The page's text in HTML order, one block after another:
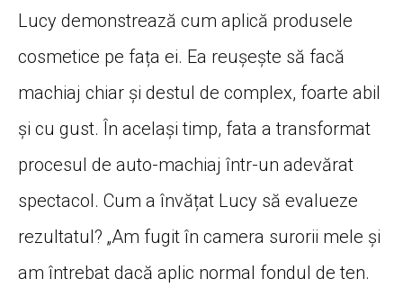
Lucy demonstrează cum aplică produsele
cosmetice pe fața ei. Ea reușește să facă
machiaj chiar și destul de complex, foarte abil
și cu gust. În același timp, fata a transformat
procesul de auto-machiaj într-un adevărat
spectacol. Cum a învățat Lucy să evalueze
rezultatul? „Am fugit în camera surorii mele și
am întrebat dacă aplic normal fondul de ten.